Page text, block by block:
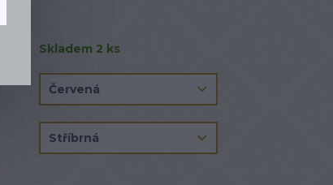
Skladem 2 ks